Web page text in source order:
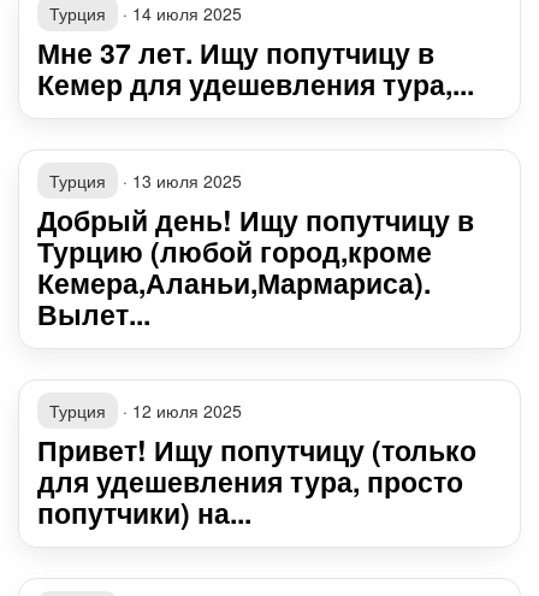
Турция · 14 июля 2025
Мне 37 лет. Ищу попутчицу в
Кемер для удешевления тура,...
Турция · 13 июля 2025
Добрый день! Ищу попутчицу в
Турцию (любой город,кроме
Кемера,Аланьи,Мармариса).
Вылет...
Турция · 12 июля 2025
Привет! Ищу попутчицу (только
для удешевления тура, просто
попутчики) на...